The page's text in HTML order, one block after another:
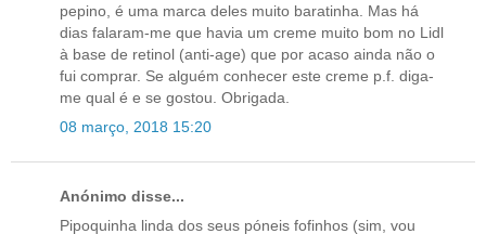
pepino, é uma marca deles muito baratinha. Mas há
dias falaram-me que havia um creme muito bom no Lidl
à base de retinol (anti-age) que por acaso ainda não o
fui comprar. Se alguém conhecer este creme p.f. diga-
me qual é e se gostou. Obrigada.
08 março, 2018 15:20
Anónimo disse...
Pipoquinha linda dos seus póneis fofinhos (sim, vou